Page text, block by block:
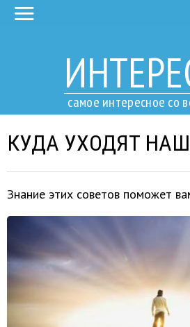
самое интересное со
КУДА УХОДЯТ
Знание этих советов поможет